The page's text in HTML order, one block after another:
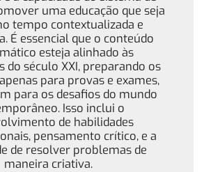
uma educação que seja
tempo contextualizada e
É essencial que o conteúdo
esteja alinhado às
do século XXI, preparando os
para provas e exames,
para os desafios do mundo
Isso inclui o
de habilidades
pensamento crítico, e a
de resolver problemas de
maneira criativa.